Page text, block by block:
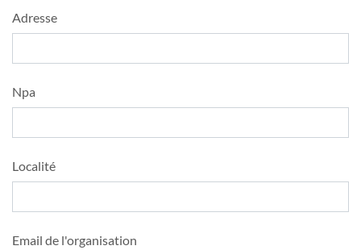
Adresse
Npa
Localité
Email de l'organisation